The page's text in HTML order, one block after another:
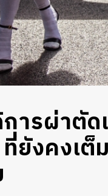
ารผ่าตั
ที่ยังคงเ